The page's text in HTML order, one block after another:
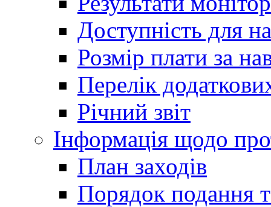
Доступність для
Розмір плати за
Перелік
Річний звіт
Інформація щодо
План заходів
Порядок подання